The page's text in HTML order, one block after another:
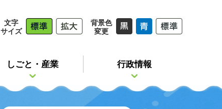
文字
サイズ
背景色
変更
しごと・産業 行政情報